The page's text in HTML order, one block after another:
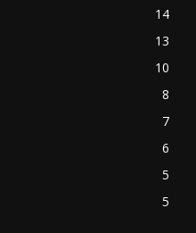
14
13
10
8
7
6
5
5